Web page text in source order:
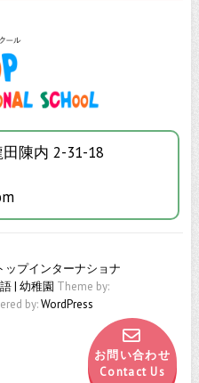
陳内 2-31-18
ップインターナショナ
| 幼稚園 Theme by:
by:WordPress
お問い合わせ
Contact Us